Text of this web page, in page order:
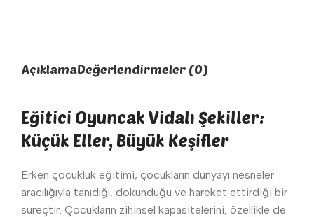
AçıklamaDeğerlendirmeler (0)
Eğitici Oyuncak Vidalı Şekiller:
Küçük Eller, Büyük Keşifler
Erken çocukluk eğitimi, çocukların dünyayı nesneler
aracılığıyla tanıdığı, dokunduğu ve hareket ettirdiği bir
süreçtir. Çocukların zihinsel kapasitelerini, özellikle de